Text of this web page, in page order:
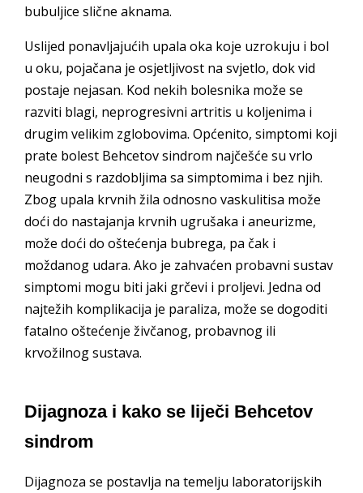
bubuljice slične aknama.
Uslijed ponavljajućih upala oka koje uzrokuju i bol
u oku, pojačana je osjetljivost na svjetlo, dok vid
postaje nejasan. Kod nekih bolesnika može se
razviti blagi, neprogresivni artritis u koljenima i
drugim velikim zglobovima. Općenito, simptomi koji
prate bolest Behcetov sindrom najčešće su vrlo
neugodni s razdobljima sa simptomima i bez njih.
Zbog upala krvnih žila odnosno vaskulitisa može
doći do nastajanja krvnih ugrušaka i aneurizme,
može doći do oštećenja bubrega, pa čak i
moždanog udara. Ako je zahvaćen probavni sustav
simptomi mogu biti jaki grčevi i proljevi. Jedna od
najtežih komplikacija je paraliza, može se dogoditi
fatalno oštećenje živčanog, probavnog ili
krvožilnog sustava.
Dijagnoza i kako se liječi Behcetov
sindrom
Dijagnoza se postavlja na temelju laboratorijskih